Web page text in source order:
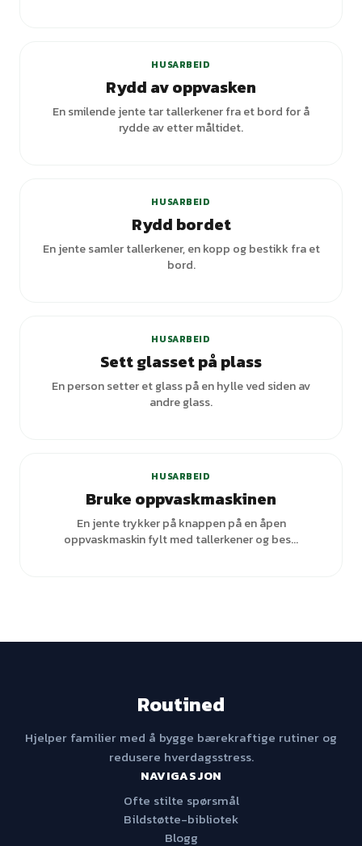
HUSARBEID
Rydd av oppvasken
En smilende jente tar tallerkener fra et bord for å
rydde av etter måltidet.
HUSARBEID
Rydd bordet
En jente samler tallerkener, en kopp og bestikk fra et
bord.
HUSARBEID
Sett glasset på plass
En person setter et glass på en hylle ved siden av
andre glass.
HUSARBEID
Bruke oppvaskmaskinen
En jente trykker på knappen på en åpen
oppvaskmaskin fylt med tallerkener og bes...
Routined
Hjelper familier med å bygge bærekraftige rutiner og
redusere hverdagsstress.
NAVIGASJON
Ofte stilte spørsmål
Bildstøtte-bibliotek
Blogg